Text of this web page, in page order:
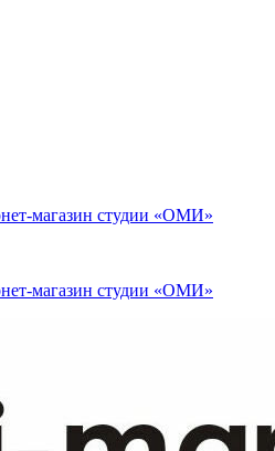
магазин студии «ОМИ»
магазин студии «ОМИ»